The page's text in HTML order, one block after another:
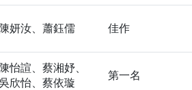
佳作
第一名